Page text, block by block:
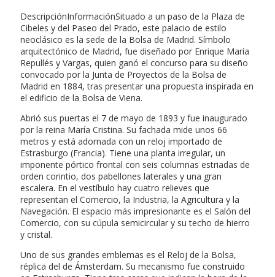
DescripciónInformaciónSituado a un paso de la Plaza de
Cibeles y del Paseo del Prado, este palacio de estilo
neoclásico es la sede de la Bolsa de Madrid. Símbolo
arquitectónico de Madrid, fue diseñado por Enrique María
Repullés y Vargas, quien ganó el concurso para su diseño
convocado por la Junta de Proyectos de la Bolsa de
Madrid en 1884, tras presentar una propuesta inspirada en
el edificio de la Bolsa de Viena.
Abrió sus puertas el 7 de mayo de 1893 y fue inaugurado
por la reina María Cristina. Su fachada mide unos 66
metros y está adornada con un reloj importado de
Estrasburgo (Francia). Tiene una planta irregular, un
imponente pórtico frontal con seis columnas estriadas de
orden corintio, dos pabellones laterales y una gran
escalera. En el vestíbulo hay cuatro relieves que
representan el Comercio, la Industria, la Agricultura y la
Navegación. El espacio más impresionante es el Salón del
Comercio, con su cúpula semicircular y su techo de hierro
y cristal.
Uno de sus grandes emblemas es el Reloj de la Bolsa,
réplica del de Ámsterdam. Su mecanismo fue construido